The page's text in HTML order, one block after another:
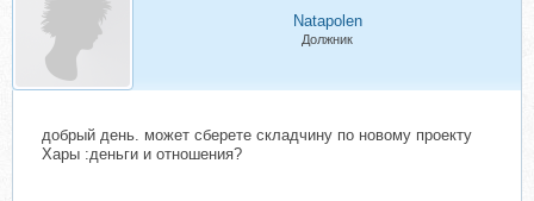
Natapolen
Должник
добрый день. может сберете складчину по новому проекту
Хары :деньги и отношения?